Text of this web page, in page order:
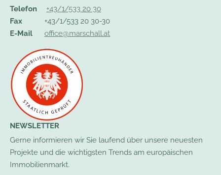
Telefon
+43/1/533 20 30
Fax
+43/1/533 20 30-30
E-Mail
office@marschall.at
NEWSLETTER
Gerne informieren wir Sie laufend über unsere neuesten
Projekte und die wichtigsten Trends am europäischen
Immobilienmarkt.